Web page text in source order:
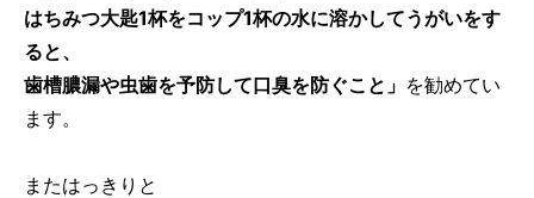
はちみつ大匙1杯をコップ1杯の水に溶かしてうがいをす
ると、
歯槽膿漏や虫歯を予防して口臭を防ぐこと」 を勧めてい
ます。
またはっきりと